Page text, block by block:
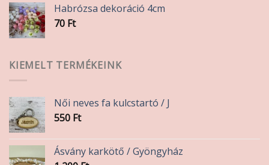
Habrózsa dekoráció 4cm
70 Ft
KIEMELT TERMÉKEINK
Női neves fa kulcstartó / J
550 Ft
Ásvány karkötő / Gyöngyház